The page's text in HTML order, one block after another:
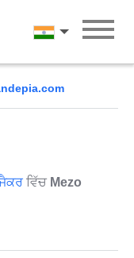
पंजाबी
ਵਿੱਚ Mezo